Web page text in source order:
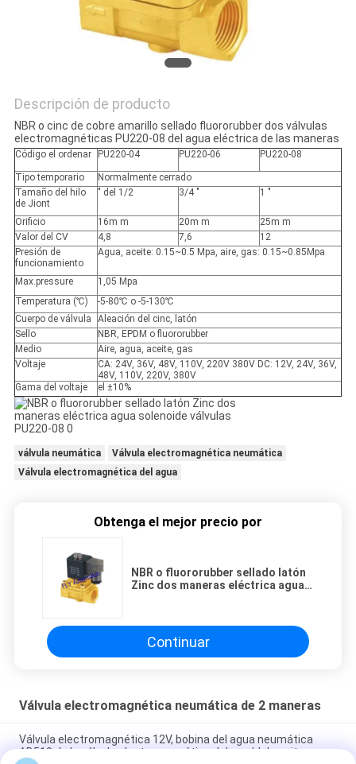
Descripción de producto
NBR o cinc de cobre amarillo sellado fluororubber dos válvulas
electromagnéticas PU220-08 del agua eléctrica de las maneras
Código el ordenar PU220-04 PU220-06 PU220-08
Tipo temporario
Normalmente cerrado
Tamaño del hilo
de Jiont
″ del 1/2 3/4 ″ 1 ″
Orificio 16m m 20m m
25m m
Valor del CV
4,8 7,6
12
Presión de
funcionamiento
Agua, aceite: 0.15~0.5 Mpa, aire, gas: 0.15~0.85Mpa
Max.pressure
1,05 Mpa
Temperatura (℃)
-5-80℃ o -5-130℃
Cuerpo de válvula
Aleación del cinc, latón
Sello
NBR, EPDM o fluororubber
Medio
Aire, agua, aceite, gas
Voltaje
CA: 24V, 36V, 48V, 110V, 220V 380V DC: 12V, 24V, 36V,
48V, 110V, 220V, 380V
Gama del voltaje
el ±10%
válvula neumática
Válvula electromagnética neumática
Válvula electromagnética del agua
Obtenga el mejor precio por
NBR o fluororubber sellado latón
Zinc dos maneras eléctrica agua
Continuar
Válvula electromagnética neumática de 2 maneras
Válvula electromagnética 12V, bobina del agua neumática
AB510 de la válvula electromagnética del gas/del aceite